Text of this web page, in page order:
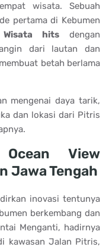
wisata. Sebuah
pertama di Kebumen
Wisata hits dengan
dari lautan dan
betah berlama
mengenai daya tarik,
dan lokasi dari Pitris
View
Jawa Tengah
inovasi tentunya
berkembang dan
Menganti, hadirnya
kawasan Jalan Pitris,